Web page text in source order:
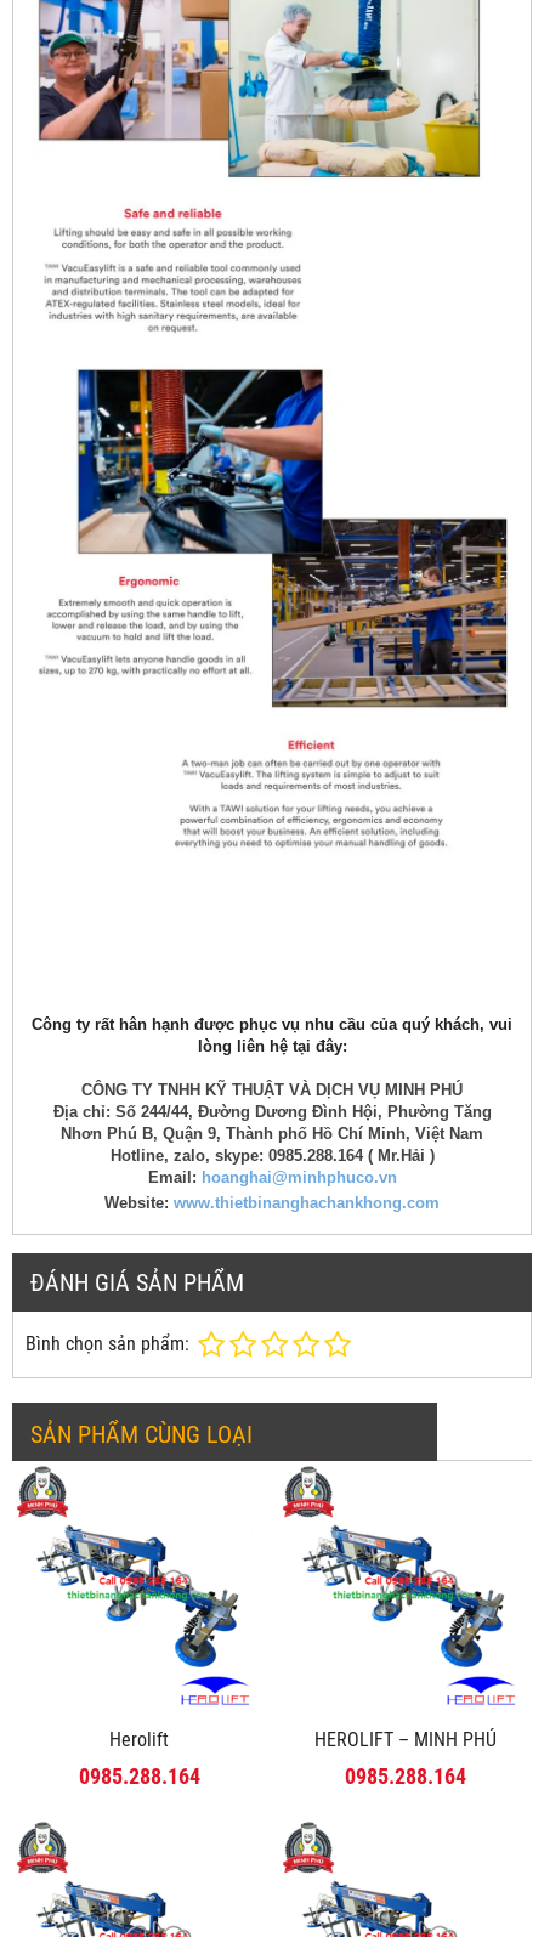
Công ty rất hân hạnh được phục vụ nhu cầu của quý khách, vui
lòng liên hệ tại đây:
CÔNG TY TNHH KỸ THUẬT VÀ DỊCH VỤ MINH PHÚ
Địa chỉ: Số 244/44, Đường Dương Đình Hội, Phường Tăng
Nhơn Phú B, Quận 9, Thành phố Hồ Chí Minh, Việt Nam
Hotline, zalo, skype: 0985.288.164 ( Mr.Hải )
Email: hoanghai@minhphuco.vn
Website: www.thietbinanghachankhong.com
ĐÁNH GIÁ SẢN PHẨM
Bình chọn sản phẩm:
SẢN PHẨM CÙNG LOẠI
Herolift
0985.288.164
HEROLIFT – MINH PHÚ
0985.288.164